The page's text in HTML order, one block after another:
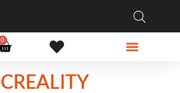
0
CREALITY